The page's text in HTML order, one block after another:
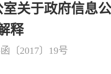
关于政府信息
释
〔2017〕19号